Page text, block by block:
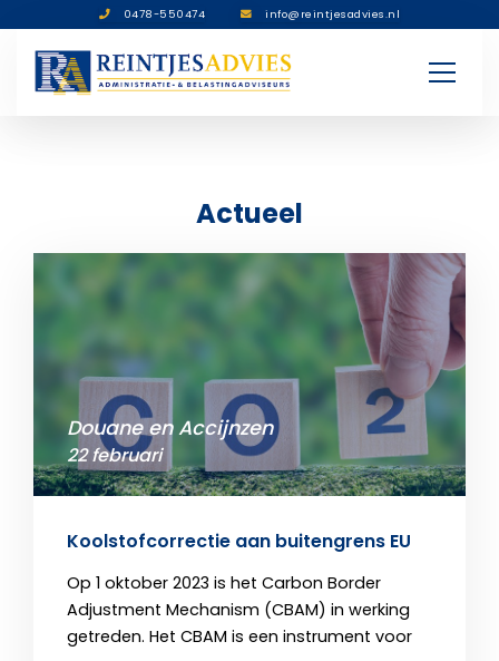
0478-550474 info@reintjesadvies.nl
Actueel
Douane en Accijnzen
22 februari
Koolstofcorrectie aan buitengrens EU
Op 1 oktober 2023 is het Carbon Border
Adjustment Mechanism (CBAM) in werking
getreden. Het CBAM is een instrument voor